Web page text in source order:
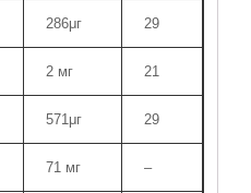
286μг 29
2 мг 21
571μг 29
71 мг –